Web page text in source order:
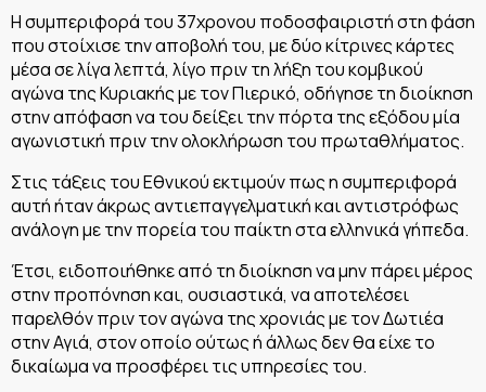
Η συμπεριφορά του 37χρονου ποδοσφαιριστή στη φάση
που στοίχισε την αποβολή του, με δύο κίτρινες κάρτες
μέσα σε λίγα λεπτά, λίγο πριν τη λήξη του κομβικού
αγώνα της Κυριακής με τον Πιερικό, οδήγησε τη διοίκηση
στην απόφαση να του δείξει την πόρτα της εξόδου μία
αγωνιστική πριν την ολοκλήρωση του πρωταθλήματος.
Στις τάξεις του Εθνικού εκτιμούν πως η συμπεριφορά
αυτή ήταν άκρως αντιεπαγγελματική και αντιστρόφως
ανάλογη με την πορεία του παίκτη στα ελληνικά γήπεδα.
Έτσι, ειδοποιήθηκε από τη διοίκηση να μην πάρει μέρος
στην προπόνηση και, ουσιαστικά, να αποτελέσει
παρελθόν πριν τον αγώνα της χρονιάς με τον Δωτιέα
στην Αγιά, στον οποίο ούτως ή άλλως δεν θα είχε το
δικαίωμα να προσφέρει τις υπηρεσίες του.